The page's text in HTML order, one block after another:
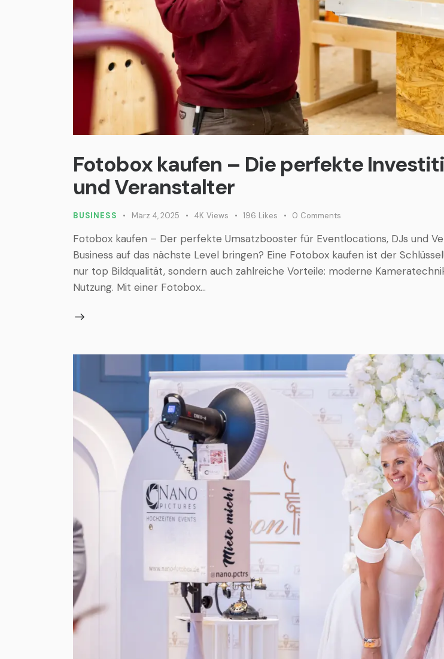
Fotobox kaufen – Die perfekte
und Veranstalter
BUSINESS März 4, 2025 4K Views 196 Likes 0 Comments
Fotobox kaufen – Der perfekte Umsatzbooster für Eventlocations, DJs und
Business auf das nächste Level bringen? Eine Fotobox kaufen ist der
nur top Bildqualität, sondern auch zahlreiche Vorteile: moderne
Nutzung. Mit einer Fotobox…